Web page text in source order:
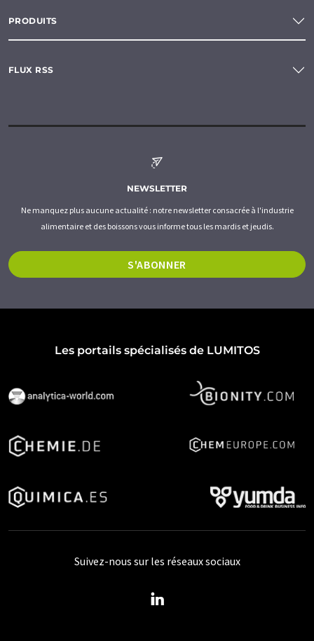
PRODUITS
FLUX RSS
NEWSLETTER
Ne manquez plus aucune actualité : notre newsletter consacrée à l'industrie
alimentaire et des boissons vous informe tous les mardis et jeudis.
S'ABONNER
Les portails spécialisés de LUMITOS
Suivez-nous sur les réseaux sociaux